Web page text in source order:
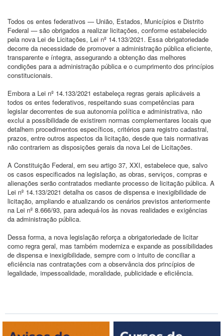
Todos os entes federativos — União, Estados, Municípios e Distrito
Federal — são obrigados a realizar licitações, conforme estabelecido
pela nova Lei de Licitações, Lei nº 14.133/2021. Essa obrigatoriedade
decorre da necessidade de promover a administração pública eficiente,
transparente e íntegra, assegurando a obtenção das melhores
condições para a administração pública e o cumprimento dos princípios
constitucionais.
Embora a Lei nº 14.133/2021 estabeleça regras gerais aplicáveis a
todos os entes federativos, respeitando suas competências para
legislar decorrentes de sua autonomia política e administrativa, não
exclui a possibilidade de existirem normas complementares locais que
detalhem procedimentos específicos, critérios para registro cadastral,
prazos, entre outros aspectos da licitação, desde que tais normativas
não contrariem as disposições gerais da nova Lei de Licitações.
A Constituição Federal, em seu artigo 37, XXI, estabelece que, salvo
os casos especificados na legislação, as obras, serviços, compras e
alienações serão contratados mediante processo de licitação pública. A
Lei nº 14.133/2021 detalha os casos de dispensa e inexigibilidade de
licitação, ampliando e atualizando os cenários previstos anteriormente
na Lei nº 8.666/93, para adequá-los às novas realidades e exigências
da administração pública.
Dessa forma, a nova legislação reforça a obrigatoriedade de licitar
como regra geral, mas também moderniza e expande as possibilidades
de dispensa e inexigibilidade, sempre com o intuito de conciliar a
eficiência nas contratações com a observância dos princípios de
legalidade, impessoalidade, moralidade, publicidade e eficiência.